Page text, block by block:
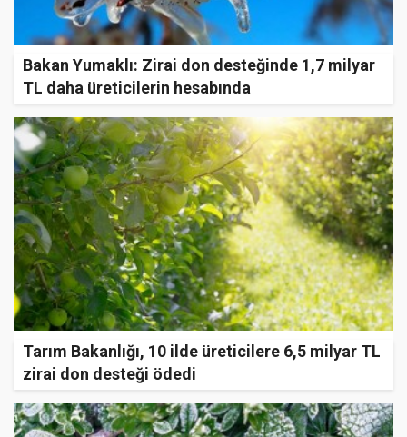
Bakan Yumaklı: Zirai don desteğinde 1,7 milyar
TL daha üreticilerin hesabında
Tarım Bakanlığı, 10 ilde üreticilere 6,5 milyar TL
zirai don desteği ödedi